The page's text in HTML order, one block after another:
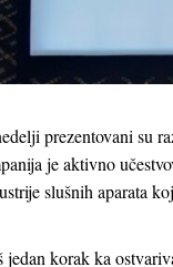
prezentovani su
je aktivno
slušnih aparata
korak ka